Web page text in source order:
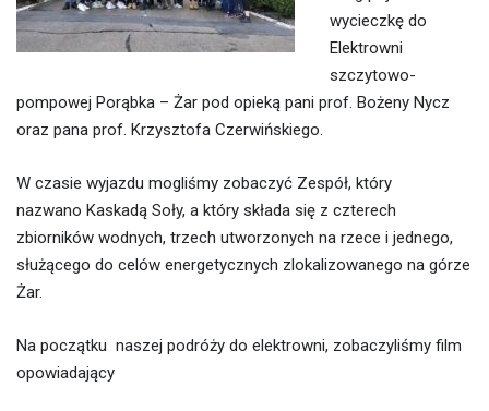
wycieczkę do
Elektrowni
szczytowo-
pompowej Porąbka – Żar pod opieką pani prof. Bożeny Nycz
oraz pana prof. Krzysztofa Czerwińskiego.
W czasie wyjazdu mogliśmy zobaczyć Zespół, który
nazwano Kaskadą Soły, a który składa się z czterech
zbiorników wodnych, trzech utworzonych na rzece i jednego,
służącego do celów energetycznych zlokalizowanego na górze
Żar.
Na początku naszej podróży do elektrowni, zobaczyliśmy film
opowiadający